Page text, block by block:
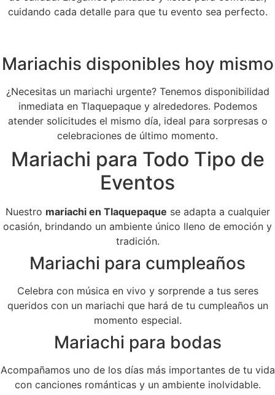
cuidando cada detalle para que tu evento sea perfecto.
Mariachis disponibles hoy mismo
¿Necesitas un mariachi urgente? Tenemos disponibilidad
inmediata en Tlaquepaque y alrededores. Podemos
atender solicitudes el mismo día, ideal para sorpresas o
celebraciones de último momento.
Mariachi para Todo Tipo de
Eventos
Nuestro mariachi en Tlaquepaque se adapta a cualquier
ocasión, brindando un ambiente único lleno de emoción y
tradición.
Mariachi para cumpleaños
Celebra con música en vivo y sorprende a tus seres
queridos con un mariachi que hará de tu cumpleaños un
momento especial.
Mariachi para bodas
Acompañamos uno de los días más importantes de tu vida
con canciones románticas y un ambiente inolvidable.